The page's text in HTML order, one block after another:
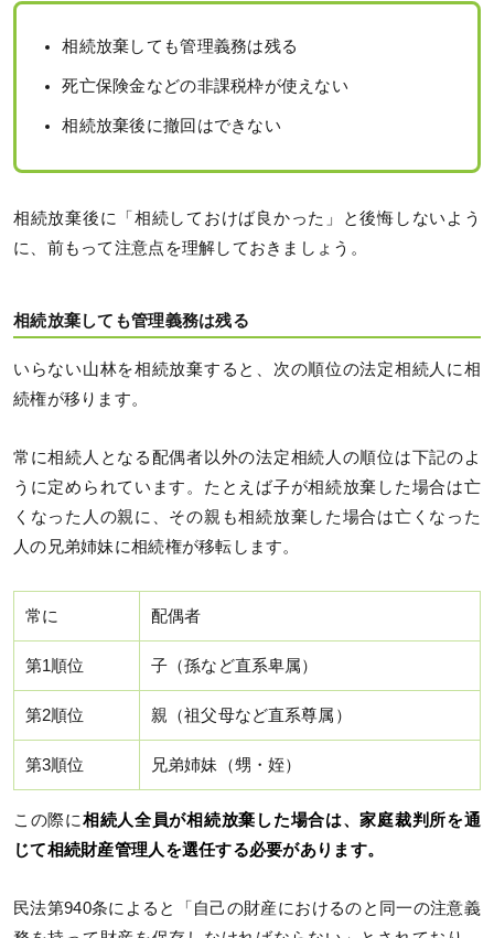
相続放棄しても管理義務は残る
死亡保険金などの非課税枠が使えない
相続放棄後に撤回はできない
相続放棄後に「相続しておけば良かった」と後悔しないよう
に、前もって注意点を理解しておきましょう。
相続放棄しても管理義務は残る
いらない山林を相続放棄すると、次の順位の法定相続人に相
続権が移ります。
常に相続人となる配偶者以外の法定相続人の順位は下記のよ
うに定められています。たとえば子が相続放棄した場合は亡
くなった人の親に、その親も相続放棄した場合は亡くなった
人の兄弟姉妹に相続権が移転します。
常に 配偶者
第1順位 子（孫など直系卑属）
第2順位 親（祖父母など直系尊属）
第3順位 兄弟姉妹（甥・姪）
この際に相続人全員が相続放棄した場合は、家庭裁判所を通
じて相続財産管理人を選任する必要があります。
民法第940条によると「自己の財産におけるのと同一の注意義